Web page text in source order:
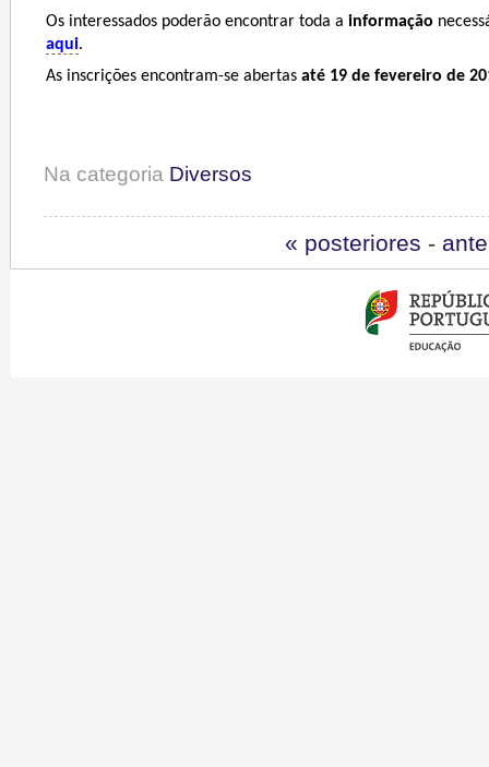
Os interessados poderão encontrar toda a informação
aqui.
As inscrições encontram-se abertas até 19 de fevereiro de
Na categoria Diversos
« posteriores -